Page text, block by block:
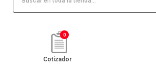
0
Cotizador